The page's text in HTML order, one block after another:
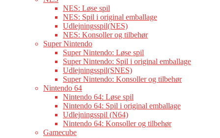
NES: Løse spil
NES: Spil i original emballage
Udlejningsspil(NES)
NES: Konsoller og tilbehør
Super Nintendo
Super Nintendo: Løse spil
Super Nintendo: Spil i original emballage
Udlejningsspil(SNES)
Super Nintendo: Konsoller og tilbehør
Nintendo 64
Nintendo 64: Løse spil
Nintendo 64: Spil i original emballage
Udlejningsspil (N64)
Nintendo 64: Konsoller og tilbehør
Gamecube